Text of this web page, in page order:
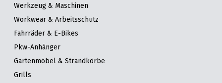
Werkzeug & Maschinen
Workwear & Arbeitsschutz
Fahrräder & E-Bikes
Pkw-Anhänger
Gartenmöbel & Strandkörbe
Grills